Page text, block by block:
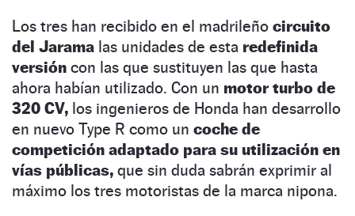
Los tres han recibido en el madrileño circuito
del Jarama las unidades de esta redefinida
versión con las que sustituyen las que hasta
ahora habían utilizado. Con un motor turbo de
320 CV, los ingenieros de Honda han desarrollo
en nuevo Type R como un coche de
competición adaptado para su utilización en
vías públicas, que sin duda sabrán exprimir al
máximo los tres motoristas de la marca nipona.